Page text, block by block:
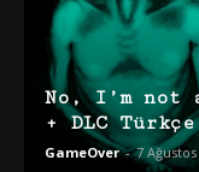
No, I’m not
+ DLC Türkçe
GameOver - 7 Ağustos